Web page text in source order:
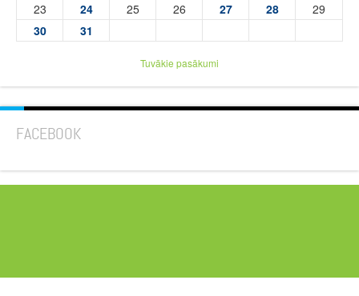
23
24 25 26 27 28
29
30
31
Tuvākie pasākumi
FACEBOOK